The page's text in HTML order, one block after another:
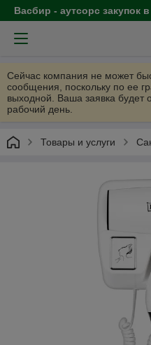
Васбир - аутсорс закупок
Сейчас компания не может
сообщения, поскольку по ее
выходной. Ваша заявка будет
рабочий день.
Товары и услуги